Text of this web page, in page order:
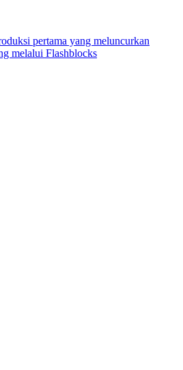
pertama yang meluncurkan
melalui Flashblocks